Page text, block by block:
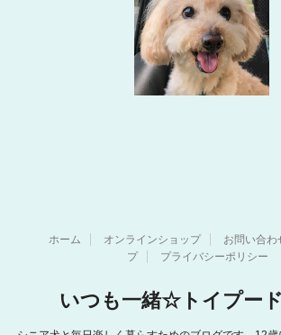
ホーム オンラインショップ お問い合わ
プ
プライバシーポリシー
いつも一緒☆トイプー